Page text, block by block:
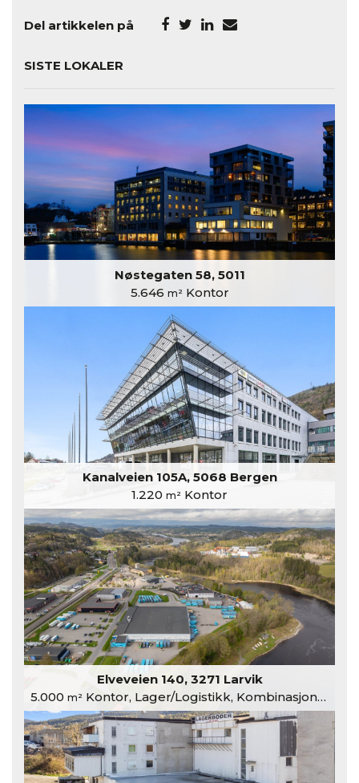
Del artikkelen på
SISTE LOKALER
Nøstegaten 58, 5011
5.646 m²Kontor
Kanalveien 105A, 5068 Bergen
1.220 m² Kontor
Elveveien 140, 3271 Larvik
5.000 m²Kontor, Lager/Logistikk, Kombinasjonslokaler